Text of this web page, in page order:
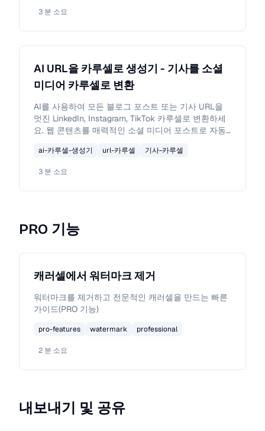
3 분 소요
AI URL을 카루셀로 생성기 - 기사를 소셜
미디어 카루셀로 변환
AI를 사용하여 모든 블로그 포스트 또는 기사 URL을
멋진 LinkedIn, Instagram, TikTok 카루셀로 변환하세
요. 웹 콘텐츠를 매력적인 소셜 미디어 포스트로 자동
ai-카루셀-생성기 url-카루셀 기사-카루셀
3 분 소요
PRO 기능
캐러셀에서 워터마크 제거
워터마크를 제거하고 전문적인 캐러셀을 만드는 빠른
가이드(PRO 기능)
pro-features watermark professional
2 분 소요
내보내기 및 공유